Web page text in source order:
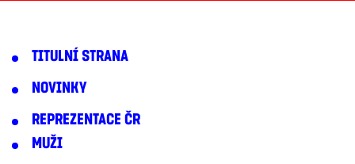
TITULNÍ STRANA
NOVINKY
REPREZENTACE ČR
MUŽI